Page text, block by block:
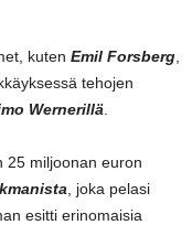
kuten Emil Forsberg
tehojen
Wernerillä
25 miljoonan euron
, joka pelasi
esitti erinomaisia